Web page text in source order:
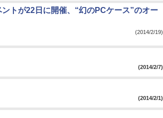
トが22日に開催、“幻のPCケース”のオー
(2014/2/19)
(2014/2/7)
(2014/2/1)